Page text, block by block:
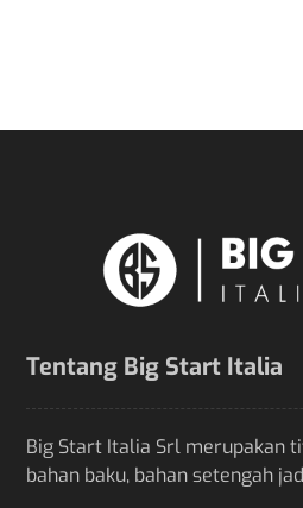
Tentang Big Start Italia
Big Start Italia Srl merupakan
bahan baku, bahan setengah